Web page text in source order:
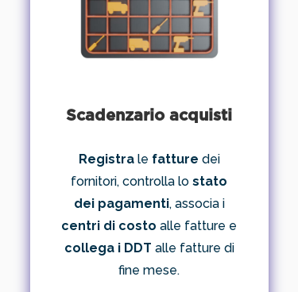
Scadenzario acquisti
Registrale fatture dei
fornitori, controlla lo stato
dei pagamenti, associa i
centri di costo alle fatture e
collega i DDT alle fatture di
fine mese.